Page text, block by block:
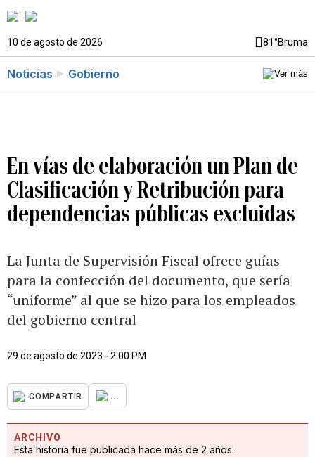
10 de agosto de 2026 81°Bruma
Noticias Gobierno
En vías de elaboración un Plan de
Clasificación y Retribución para
dependencias públicas excluidas
La Junta de Supervisión Fiscal ofrece guías
para la confección del documento, que sería
“uniforme” al que se hizo para los empleados
del gobierno central
29 de agosto de 2023 - 2:00 PM
COMPARTIR ...
ARCHIVO
Esta historia fue publicada hace más de 2 años.